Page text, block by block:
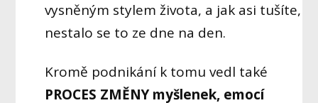
vysněným stylem života, a jak asi tušíte,
nestalo se to ze dne na den.
Kromě podnikání k tomu vedl také
PROCES ZMĚNY myšlenek, emocí